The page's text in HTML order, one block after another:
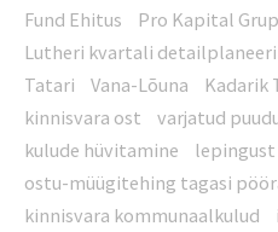
Fund Ehitus
Pro Kapital
Lutheri kvartali
Tatari
Vana-Lõuna
Kadarik
kinnisvara ost
varjatud
kulude hüvitamine
ostu-müügitehing tagasi
kinnisvara kommunaalkulud